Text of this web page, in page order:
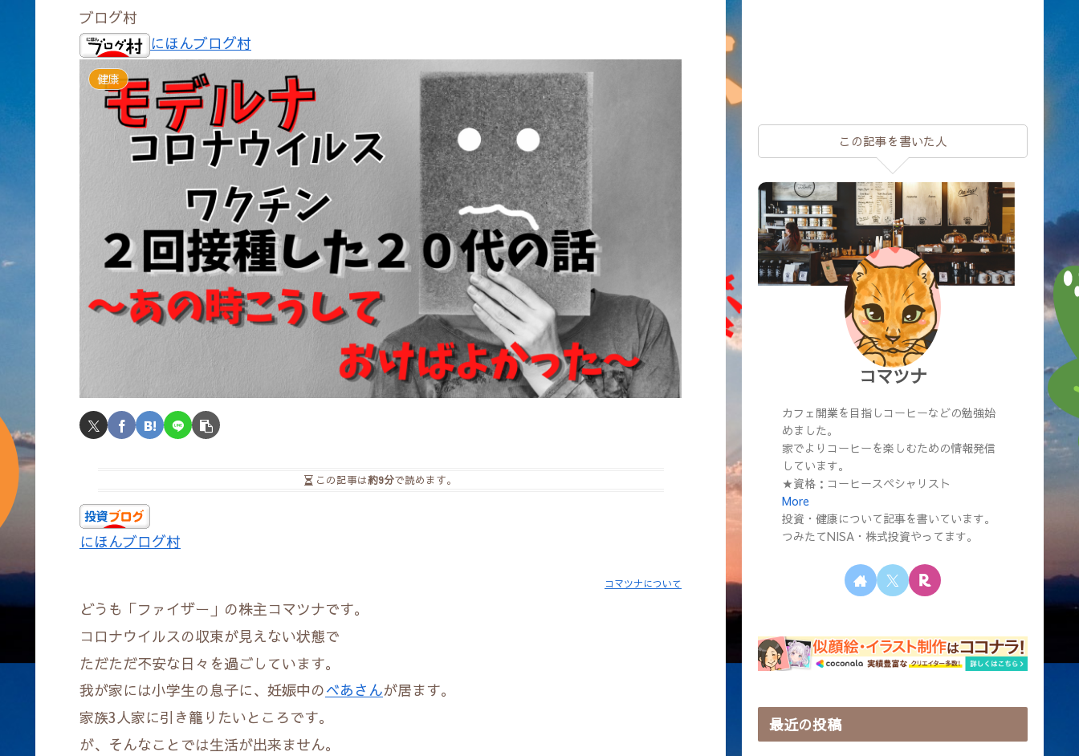
ブログ村
にほんブログ村
健康
この記事は約9分で読めます。
にほんブログ村
コマツナについて
どうも「ファイザー」の株主コマツナです。
コロナウイルスの収束が見えない状態で
ただただ不安な日々を過ごしています。
我が家には小学生の息子に、妊娠中のべあさんが居ます。
家族3人家に引き籠りたいところです。
が、そんなことでは生活が出来ません。
この記事を書いた人
コマツナ
カフェ開業を目指しコーヒーなどの勉強始
めました。
家でよりコーヒーを楽しむための情報発信
しています。
★資格：コーヒースペシャリスト
More
投資・健康について記事を書いています。
つみたてNISA・株式投資やってます。
最近の投稿